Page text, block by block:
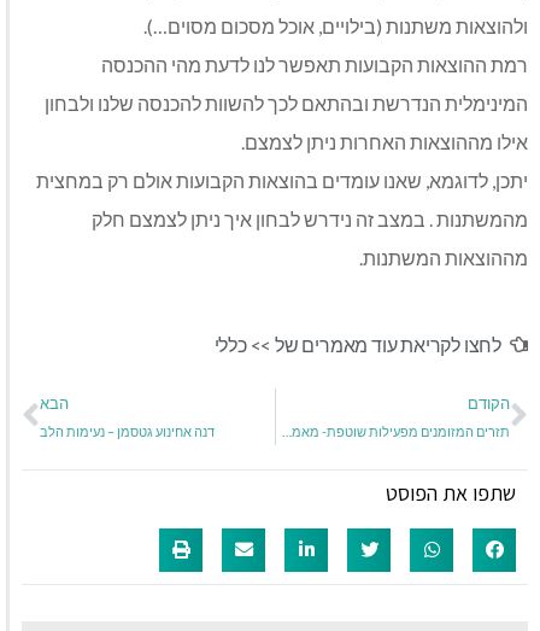
ולהוצאות משתנות (בילויים, אוכל מסכום מסוים…).
רמת ההוצאות הקבועות תאפשר לנו לדעת מהי ההכנסה
המינימלית הנדרשת ובהתאם לכך להשוות להכנסה שלנו ולבחון
אילו מההוצאות האחרות ניתן לצמצם.
יתכן, לדוגמא, שאנו עומדים בהוצאות הקבועות אולם רק במחצית
מהמשתנות . במצב זה נידרש לבחון איך ניתן לצמצם חלק
מההוצאות המשתנות.
לחצו לקריאת עוד מאמרים של >> כללי
הקודם הבא
דנה אחינוע גטסמן – נעימות הלב
שתפו את הפוסט